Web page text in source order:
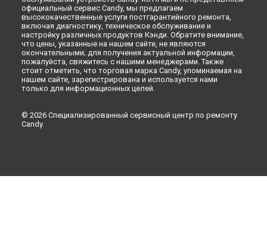
официальный сервис Candy, мы предлагаем
высококачественные услуги постгарантийного ремонта,
включая диагностику, техническое обслуживание и
настройку различных продуктов Кэнди. Обратите внимание,
что цены, указанные на нашем сайте, не являются
окончательными; для получения актуальной информации,
пожалуйста, свяжитесь с нашими менеджерами. Также
стоит отметить, что торговая марка Candy, упоминаемая на
нашем сайте, зарегистрирована и используется нами
только для информационных целей.
© 2026 Специализированный сервисный центр по ремонту
Candy.